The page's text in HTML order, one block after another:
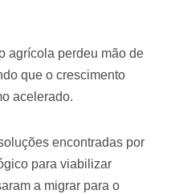
agrícola perdeu mão de
que o crescimento
acelerado.
encontradas por
para viabilizar
a migrar para o